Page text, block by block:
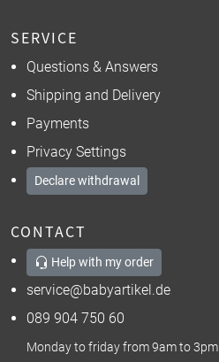
SERVICE
Questions & Answers
Shipping and Delivery
Payments
Privacy Settings
Declare withdrawal
CONTACT
Help with my order
service@babyartikel.de
089 904 750 60
Monday to friday from 9am to 3pm